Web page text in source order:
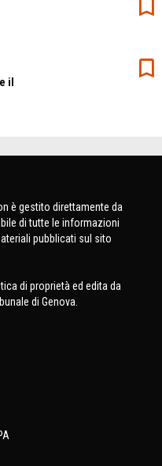
il
è gestito direttamente da
di tutte le informazioni
pubblicati sul sito
di proprietà ed edita da
di Genova.